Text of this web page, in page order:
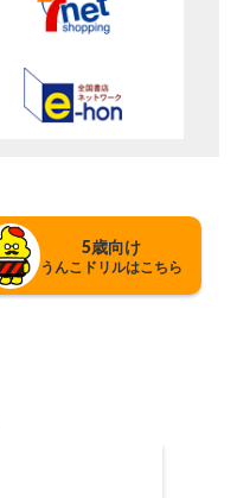
5歳向け
うんこドリルはこちら